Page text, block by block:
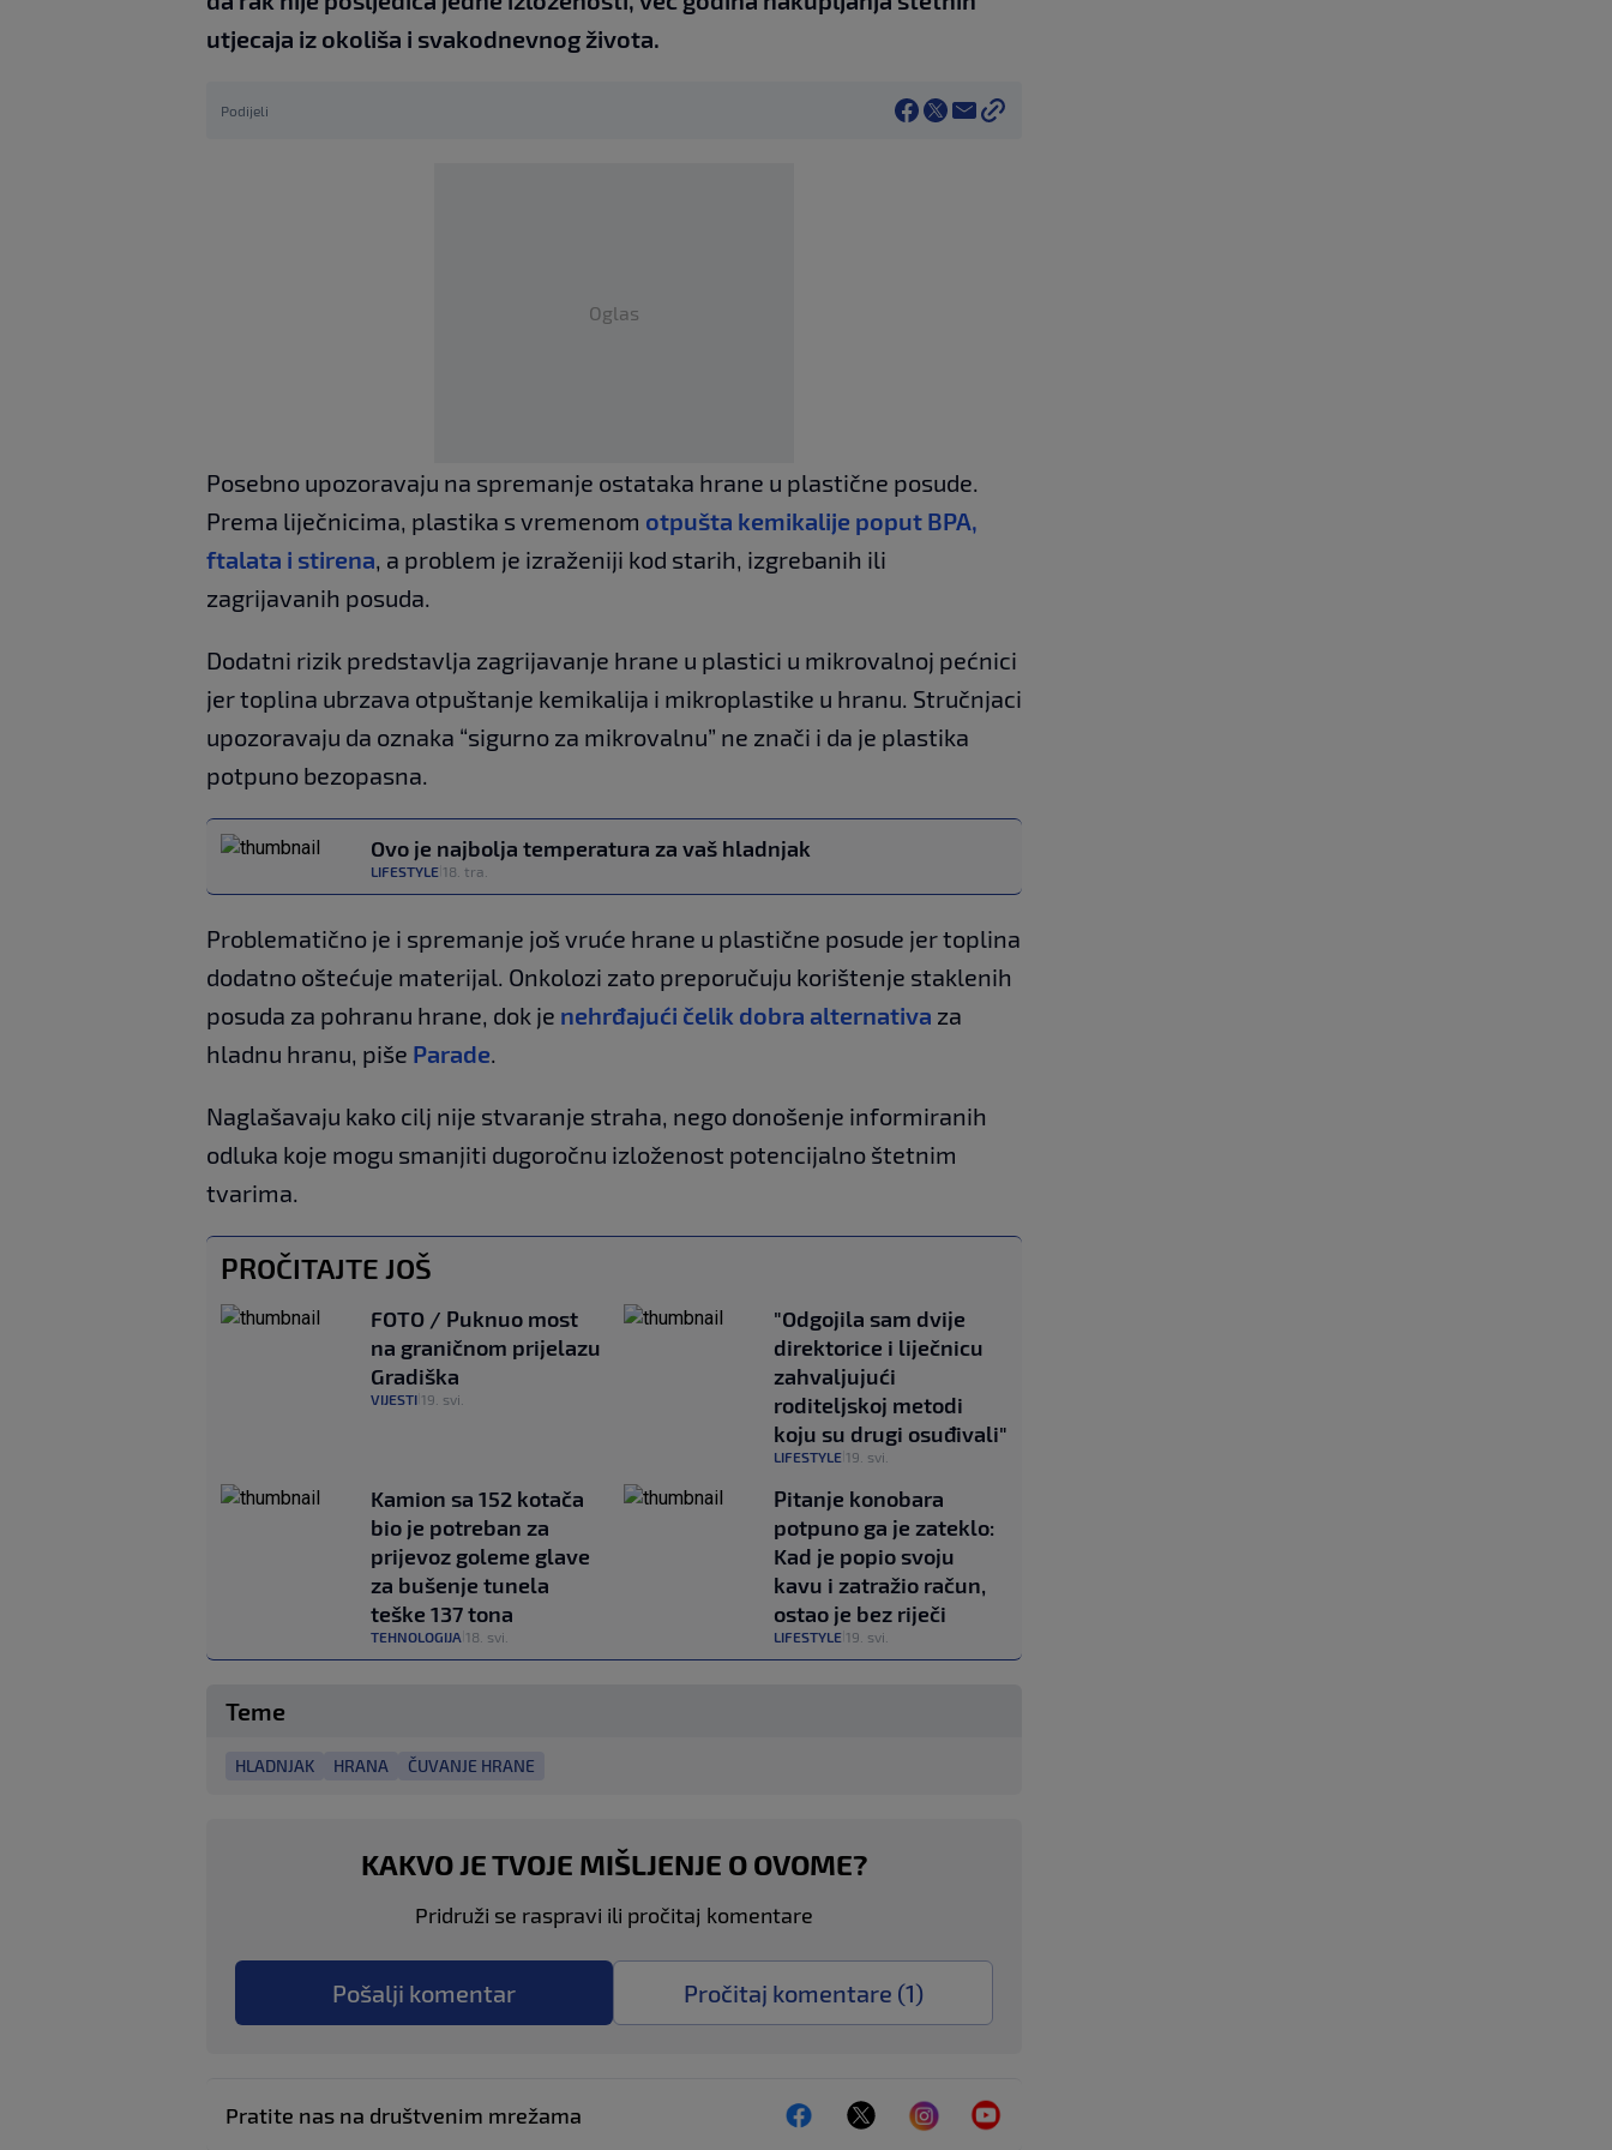
utjecaja iz okoliša i svakodnevnog života.
Podijeli
Oglas
Posebno upozoravaju na spremanje ostataka hrane u plastične posude.
Prema liječnicima, plastika s vremenom otpušta kemikalije poput BPA,
ftalata i stirena, a problem je izraženiji kod starih, izgrebanih ili
zagrijavanih posuda.
Dodatni rizik predstavlja zagrijavanje hrane u plastici u mikrovalnoj pećnici
jer toplina ubrzava otpuštanje kemikalija i mikroplastike u hranu. Stručnjaci
upozoravaju da oznaka “sigurno za mikrovalnu” ne znači i da je plastika
potpuno bezopasna.
Ovo je najbolja temperatura za vaš hladnjak
LIFESTYLE 18. tra.
Problematično je i spremanje još vruće hrane u plastične posude jer toplina
dodatno oštećuje materijal. Onkolozi zato preporučuju korištenje staklenih
posuda za pohranu hrane, dok je nehrđajući čelik dobra alternativa za
hladnu hranu, piše Parade.
Naglašavaju kako cilj nije stvaranje straha, nego donošenje informiranih
odluka koje mogu smanjiti dugoročnu izloženost potencijalno štetnim
tvarima.
PROČITAJTE JOŠ
FOTO / Puknuo most
na graničnom prijelazu
Gradiška
VIJESTI 19. svi.
"Odgojila sam dvije
direktorice i liječnicu
zahvaljujući
roditeljskoj metodi
koju su drugi osuđivali"
LIFESTYLE 19. svi.
Kamion sa 152 kotača
bio je potreban za
prijevoz goleme glave
za bušenje tunela
teške 137 tona
TEHNOLOGIJA 18. svi.
Pitanje konobara
potpuno ga je zateklo:
Kad je popio svoju
kavu i zatražio račun,
ostao je bez riječi
LIFESTYLE 19. svi.
Teme
HLADNJAK HRANA ČUVANJE HRANE
KAKVO JE TVOJE MIŠLJENJE O OVOME?
Pridruži se raspravi ili pročitaj komentare
Pošalji komentar Pročitaj komentare (1)
Pratite nas na društvenim mrežama